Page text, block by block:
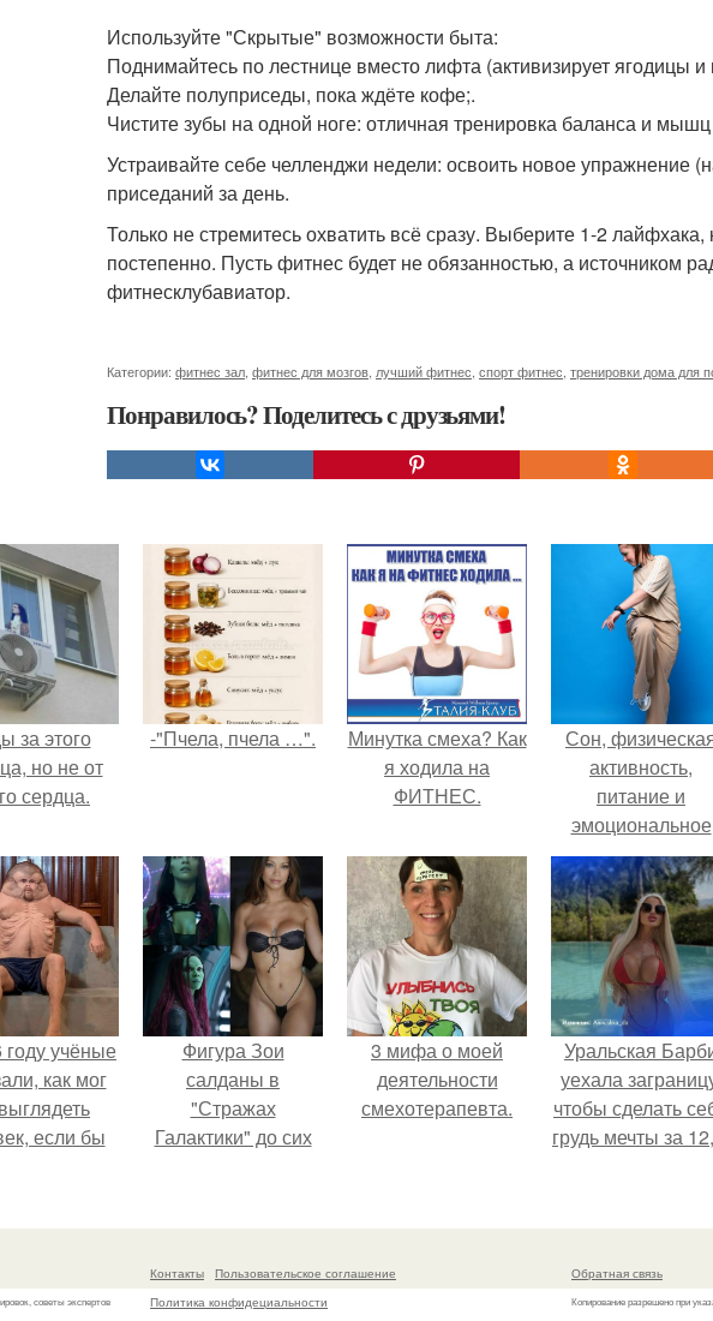
Используйте "Скрытые" возможности быта:
Поднимайтесь по лестнице вместо лифта (активизирует ягодицы
Делайте полуприседы, пока ждёте кофе;.
Чистите зубы на одной ноге: отличная тренировка баланса и мышц
Устраивайте себе челленджи недели: освоить новое упражнение
приседаний за день.
Только не стремитесь охватить всё сразу. Выберите 1-2
постепенно. Пусть фитнес будет не обязанностью, а источником
фитнесклубавиатор.
Категории: фитнес зал фитнес для мозгов лучший фитнес спорт фитнес тренировки дома для
Понравилось? Поделитесь с друзьями!
за этого
но не от
сердца.
-"Пчела, пчела …".
Минутка смеха? Как
я ходила на
ФИТНЕС.
Сон,
активность,
питание и
эмоциональное
состояние!
учёные
как мог
если бы
для
Фигура Зои
салданы в
"Стражах
Галактики" до сих
3 мифа о моей
деятельности
смехотерапевта.
Уральская
уехала
чтобы сделать
грудь мечты за
советы экспертов
Контакты
Пользовательское соглашение
Политика конфидециальности
Обратная связь
Копирование разрешено при